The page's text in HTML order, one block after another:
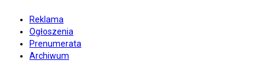
Reklama
Ogłoszenia
Prenumerata
Archiwum